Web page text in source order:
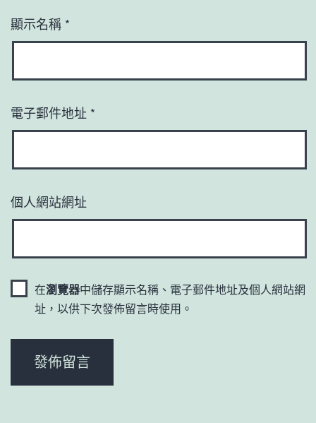
顯示名稱 *
電子郵件地址 *
個人網站網址
在瀏覽器中儲存顯示名稱、電子郵件地址及個人網站網
址，以供下次發佈留言時使用。